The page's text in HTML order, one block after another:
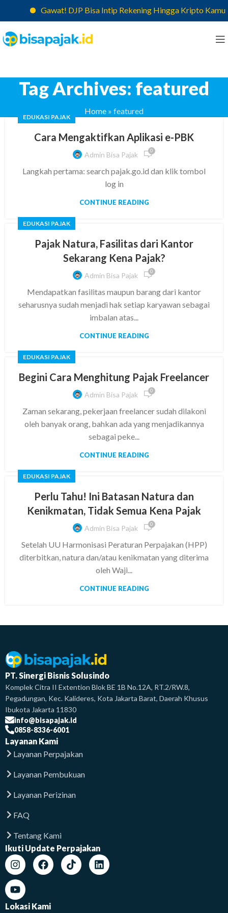
Gawat! DJP Bisa Intip Rekening Hingga Kripto
Tag Archives: featured
Home » featured
EDUKASI PAJAK
Cara Mengaktifkan Aplikasi e-PBK
Admin Bisa Pajak 0
Langkah pertama: search pajak.go.id dan klik tombol
log in
CONTINUE READING
EDUKASI PAJAK
Pajak Natura, Fasilitas dari Kantor
Sekarang Kena Pajak?
Admin Bisa Pajak 0
Mendapatkan fasilitas maupun barang dari kantor
seharusnya sudah menjadi hak setiap karyawan sebagai
imbalan atas...
CONTINUE READING
EDUKASI PAJAK
Begini Cara Menghitung Pajak Freelancer
Admin Bisa Pajak 0
Zaman sekarang, pekerjaan freelancer sudah dilakoni
oleh banyak orang, bahkan ada yang menjadikannya
sebagai peke...
CONTINUE READING
EDUKASI PAJAK
Perlu Tahu! Ini Batasan Natura dan
Kenikmatan, Tidak Semua Kena Pajak
Admin Bisa Pajak 0
Setelah UU Harmonisasi Peraturan Perpajakan (HPP)
diterbitkan, natura dan/atau kenikmatan yang diterima
oleh Waji...
CONTINUE READING
PT. Sinergi Bisnis Solusindo
Komplek Citra II Extention Blok BE 1B No.12A, RT.2/RW.8,
Pegadungan, Kec. Kalideres, Kota Jakarta Barat, Daerah Khusus
Ibukota Jakarta 11830
info@bisapajak.id
0858-8336-6001
Layanan Kami
Layanan Perpajakan
Layanan Pembukuan
Layanan Perizinan
FAQ
Tentang Kami
Ikuti Update Perpajakan
Lokasi Kami